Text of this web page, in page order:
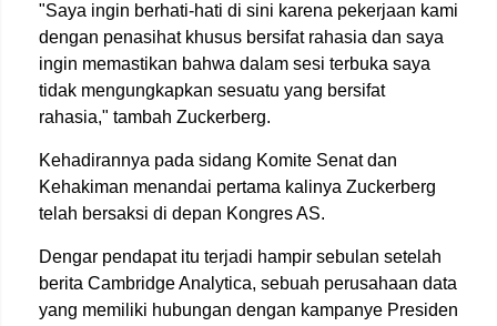
"Saya ingin berhati-hati di sini karena pekerjaan kami
dengan penasihat khusus bersifat rahasia dan saya
ingin memastikan bahwa dalam sesi terbuka saya
tidak mengungkapkan sesuatu yang bersifat
rahasia," tambah Zuckerberg.
Kehadirannya pada sidang Komite Senat dan
Kehakiman menandai pertama kalinya Zuckerberg
telah bersaksi di depan Kongres AS.
Dengar pendapat itu terjadi hampir sebulan setelah
berita Cambridge Analytica, sebuah perusahaan data
yang memiliki hubungan dengan kampanye Presiden